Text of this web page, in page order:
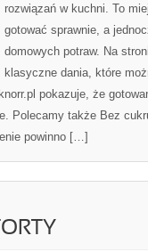
rozwiązań w kuchni. To
gotować sprawnie, a
domowych potraw. Na
klasyczne dania, które
pokazuje, że
Polecamy także Bez
powinno […]